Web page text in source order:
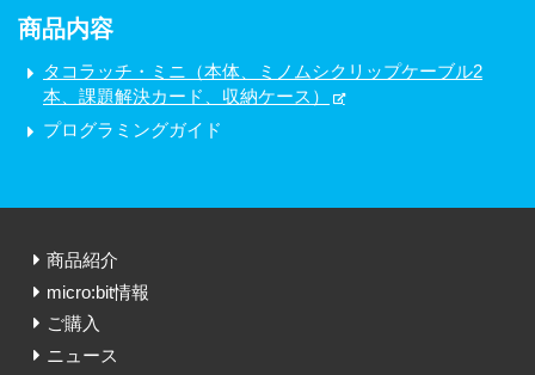
商品内容
タコラッチ・ミニ（本体、ミノムシクリップケーブル2
本、課題解決カード、収納ケース）
プログラミングガイド
商品紹介
micro:bit情報
ご購入
ニュース